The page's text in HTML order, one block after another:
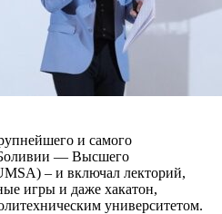
и самого
Боливии — Высшего
– и включал лекторий,
игры и даже хакатон,
университетом.